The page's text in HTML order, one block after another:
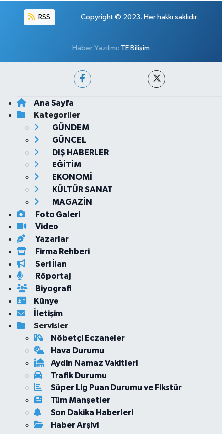
RSS Copyright © 2023. Her hakkı saklıdır.
Haber Yazılımı: TE Bilişim
Ana Sayfa
Kategoriler
GÜNDEM
GÜNCEL
DIŞ HABERLER
EĞİTİM
EKONOMİ
KÜLTÜR SANAT
MAGAZİN
Foto Galeri
Video
Yazarlar
Firma Rehberi
Seri İlan
Röportaj
Biyografi
Künye
İletişim
Servisler
Nöbetçi Eczaneler
Hava Durumu
Aydin Namaz Vakitleri
Trafik Durumu
Süper Lig Puan Durumu ve Fikstür
Tüm Manşetler
Son Dakika Haberleri
Haber Arşivi